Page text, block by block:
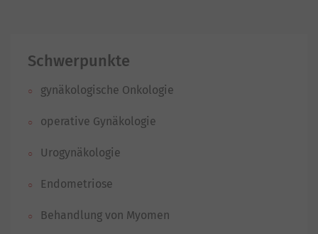
Schwerpunkte
gynäkologische Onkologie
operative Gynäkologie
Urogynäkologie
Endometriose
Behandlung von Myomen